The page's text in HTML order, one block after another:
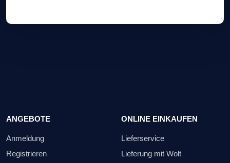
ANGEBOTE
Anmeldung
Registrieren
ONLINE EINKAUFEN
Lieferservice
Lieferung mit Wolt